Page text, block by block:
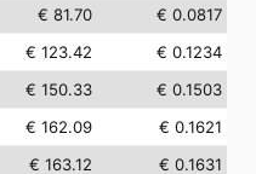
€ 81.70
€ 0.0817
€ 123.42
€ 0.1234
€ 150.33
€ 0.1503
€ 162.09
€ 0.1621
€ 163.12
€ 0.1631